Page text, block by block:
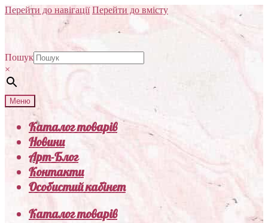
Перейти до навігації Перейти до вмісту
Пошук
×
Меню
Каталог товарів
Новини
Арт-Блог
Контакти
Особистий кабінет
Каталог товарів